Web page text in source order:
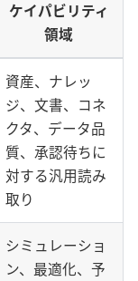
ケイパビリティ
領域
資産、ナレッ
ジ、文書、コネ
クタ、データ品
質、承認待ちに
対する汎用読み
取り
シミュレーショ
ン、最適化、予